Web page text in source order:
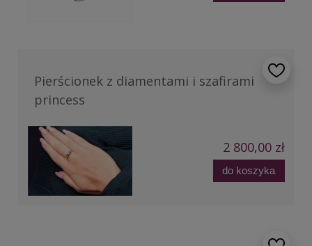
Pierścionek z diamentami i szafirami
princess
2 800,00 zł
do koszyka